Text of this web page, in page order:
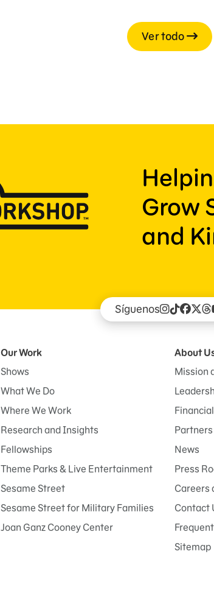
Ver todo
Grow
and
Síguenos
Our Work
Shows
What We Do
Where We Work
Research and Insights
Fellowships
Theme Parks & Live Entertainment
Sesame Street
Sesame Street for Military Families
Joan Ganz Cooney Center
About
Mission
Partners
News
Press
Careers
Contact
Sitemap